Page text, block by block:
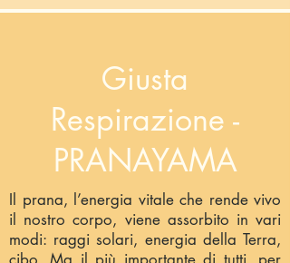
Giusta
Respirazione -
PRANAYAMA
Il prana, l’energia vitale che rende vivo
il nostro corpo, viene assorbito in vari
modi: raggi solari, energia della Terra,